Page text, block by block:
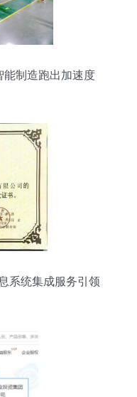
能制造跑出加速度
系统集成服务引领